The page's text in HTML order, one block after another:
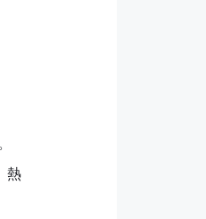
熱